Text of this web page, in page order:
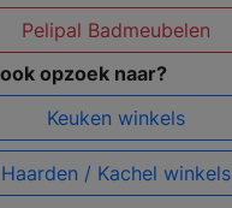
Pelipal Badmeubelen
opzoek naar?
Keuken winkels
Haarden / Kachel winkels